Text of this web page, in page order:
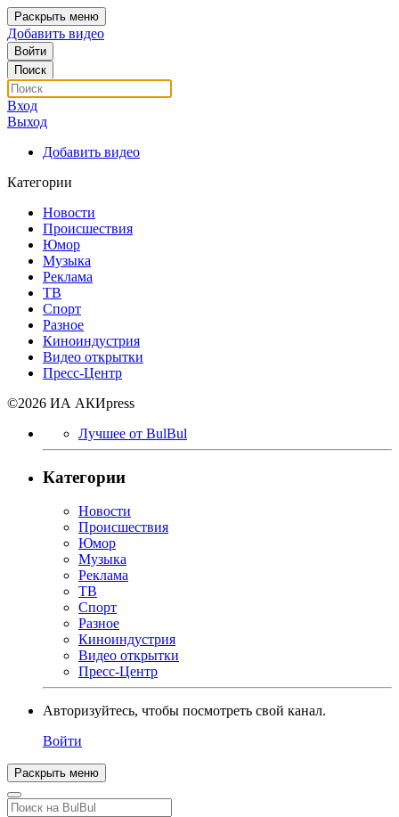
Раскрыть меню
Добавить видео
Войти
Поиск
Вход
Выход
Добавить видео
Категории
Новости
Происшествия
Юмор
Музыка
Реклама
ТВ
Спорт
Разное
Киноиндустрия
Видео открытки
Пресс-Центр
©2026 ИА АКИpress
Лучшее от BulBul
Категории
Новости
Происшествия
Юмор
Музыка
Реклама
ТВ
Спорт
Разное
Киноиндустрия
Видео открытки
Пресс-Центр
Авторизуйтесь, чтобы посмотреть свой канал.
Войти
Раскрыть меню